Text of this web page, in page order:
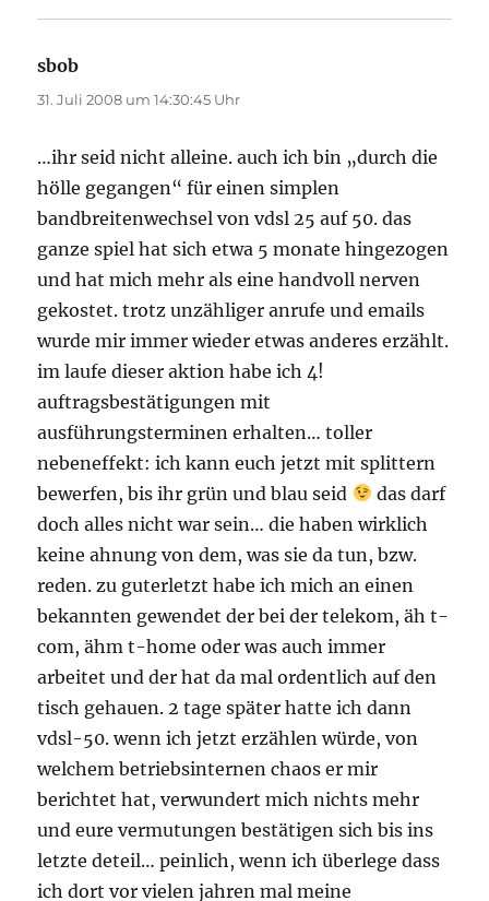
sbob
31. Juli 2008 um 14:30:45 Uhr
…ihr seid nicht alleine. auch ich bin „durch die
hölle gegangen“ für einen simplen
bandbreitenwechsel von vdsl 25 auf 50. das
ganze spiel hat sich etwa 5 monate hingezogen
und hat mich mehr als eine handvoll nerven
gekostet. trotz unzähliger anrufe und emails
wurde mir immer wieder etwas anderes erzählt.
im laufe dieser aktion habe ich 4!
auftragsbestätigungen mit
ausführungsterminen erhalten… toller
nebeneffekt: ich kann euch jetzt mit splittern
bewerfen, bis ihr grün und blau seid
das darf
doch alles nicht war sein… die haben wirklich
keine ahnung von dem, was sie da tun, bzw.
reden. zu guterletzt habe ich mich an einen
bekannten gewendet der bei der telekom, äh t-
com, ähm t-home oder was auch immer
arbeitet und der hat da mal ordentlich auf den
tisch gehauen. 2 tage später hatte ich dann
vdsl-50. wenn ich jetzt erzählen würde, von
welchem betriebsinternen chaos er mir
berichtet hat, verwundert mich nichts mehr
und eure vermutungen bestätigen sich bis ins
letzte deteil… peinlich, wenn ich überlege dass
ich dort vor vielen jahren mal meine